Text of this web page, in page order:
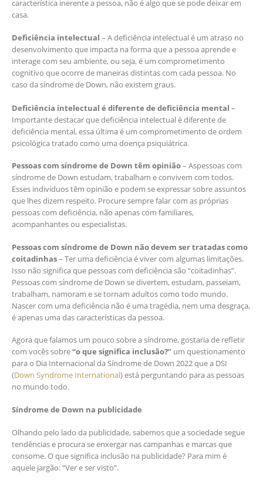
característica inerente a pessoa, não é algo que se pode deixar em
casa.
Deficiência intelectual – A deficiência intelectual é um atraso no
desenvolvimento que impacta na forma que a pessoa aprende e
interage com seu ambiente, ou seja, é um comprometimento
cognitivo que ocorre de maneiras distintas com cada pessoa. No
caso da síndrome de Down, não existem graus.
Deficiência intelectual é diferente de deficiência mental –
Importante destacar que deficiência intelectual é diferente de
deficiência mental, essa última é um comprometimento de ordem
psicológica tratado como uma doença psiquiátrica.
Pessoas com síndrome de Down têm opinião– Aspessoas com
síndrome de Down estudam, trabalham e convivem com todos.
Esses indivíduos têm opinião e podem se expressar sobre assuntos
que lhes dizem respeito. Procure sempre falar com as próprias
pessoas com deficiência, não apenas com familiares,
acompanhantes ou especialistas.
Pessoas com síndrome de Down não devem ser tratadas como
coitadinhas– Ter uma deficiência é viver com algumas limitações.
Isso não significa que pessoas com deficiência são “coitadinhas”.
Pessoas com síndrome de Down se divertem, estudam, passeiam,
trabalham, namoram e se tornam adultos como todo mundo.
Nascer com uma deficiência não é uma tragédia, nem uma desgraça,
é apenas uma das características da pessoa.
Agora que falamos um pouco sobre a síndrome, gostaria de refletir
com vocês sobre“o que significa inclusão?” um questionamento
para o Dia Internacional da Síndrome de Down 2022 que a DSI
(Down Syndrome International) está perguntando para as pessoas
no mundo todo.
Síndrome de Down na publicidade
Olhando pelo lado da publicidade, sabemos que a sociedade segue
tendências e procura se enxergar nas campanhas e marcas que
consome. O que significa inclusão na publicidade? Para mim é
aquele jargão: “Ver e ser visto”.